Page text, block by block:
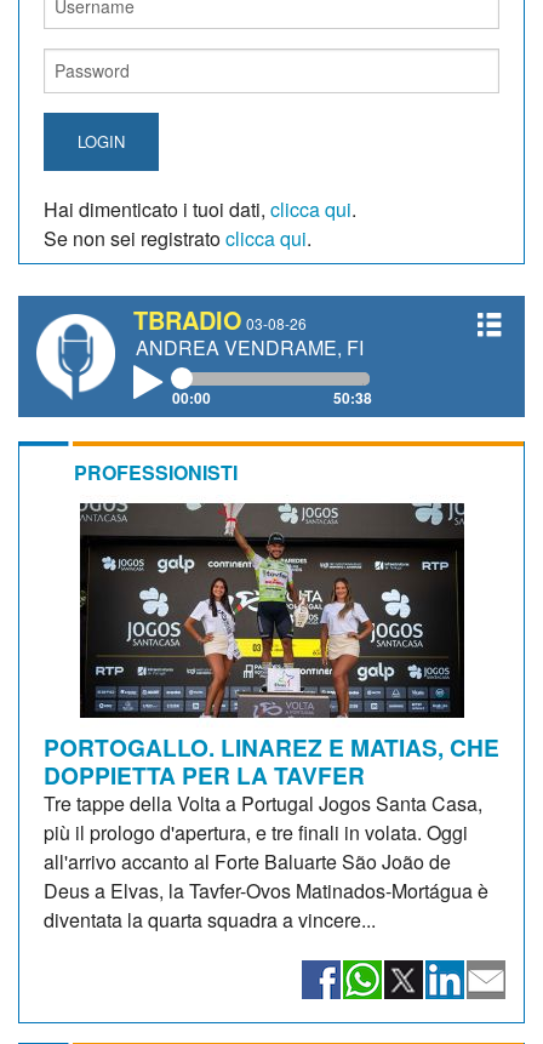
LOGIN
Hai dimenticato i tuoi dati, clicca qui.
Se non sei registratoclicca qui.
TBRADIO 03-08-26
ANDREA VENDRAME, FILIPPO FIORELLI
00:00 50:38
PROFESSIONISTI
PORTOGALLO. LINAREZ E MATIAS, CHE
DOPPIETTA PER LA TAVFER
Tre tappe della Volta a Portugal Jogos Santa Casa,
più il prologo d'apertura, e tre finali in volata. Oggi
all'arrivo accanto al Forte Baluarte São João de
Deus a Elvas, la Tavfer-Ovos Matinados-Mortágua è
diventata la quarta squadra a vincere...